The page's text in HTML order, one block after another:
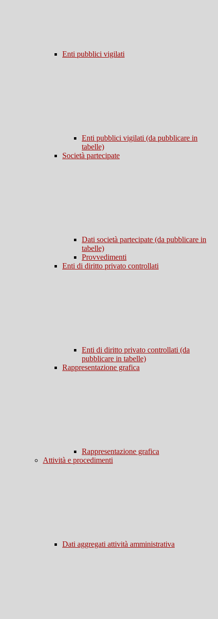
Enti pubblici vigilati
Enti pubblici vigilati (da pubblicare in
tabelle)
Società partecipate
Dati società partecipate (da pubblicare in
tabelle)
Provvedimenti
Enti di diritto privato controllati
Enti di diritto privato controllati (da
pubblicare in tabelle)
Rappresentazione grafica
Rappresentazione grafica
Attività e procedimenti
Dati aggregati attività amministrativa